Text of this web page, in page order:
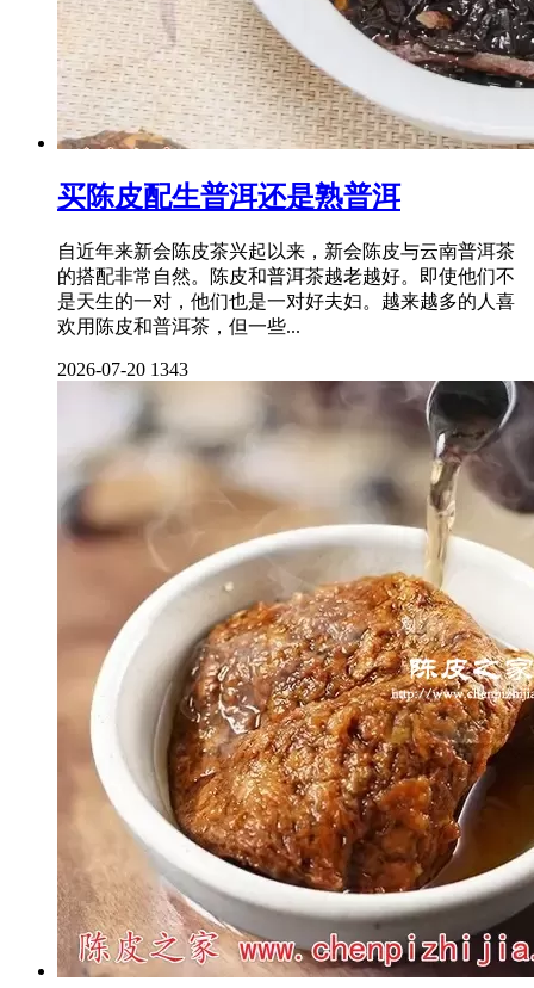
买陈皮配生普洱还是熟普洱
自近年来新会陈皮茶兴起以来，新会陈皮与云南普洱茶
的搭配非常自然。陈皮和普洱茶越老越好。即使他们不
是天生的一对，他们也是一对好夫妇。越来越多的人喜
欢用陈皮和普洱茶，但一些...
2026-07-20 1343